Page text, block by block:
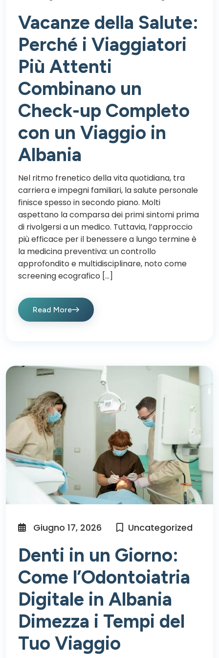
Vacanze della Salute:
Perché i Viaggiatori
Più Attenti
Combinano un
Check-up Completo
con un Viaggio in
Albania
Nel ritmo frenetico della vita quotidiana, tra
carriera e impegni familiari, la salute personale
finisce spesso in secondo piano. Molti
aspettano la comparsa dei primi sintomi prima
di rivolgersi a un medico. Tuttavia, l’approccio
più efficace per il benessere a lungo termine è
la medicina preventiva: un controllo
approfondito e multidisciplinare, noto come
screening ecografico […]
Read More
Giugno 17, 2026 Uncategorized
Denti in un Giorno:
Come l’Odontoiatria
Digitale in Albania
Dimezza i Tempi del
Tuo Viaggio